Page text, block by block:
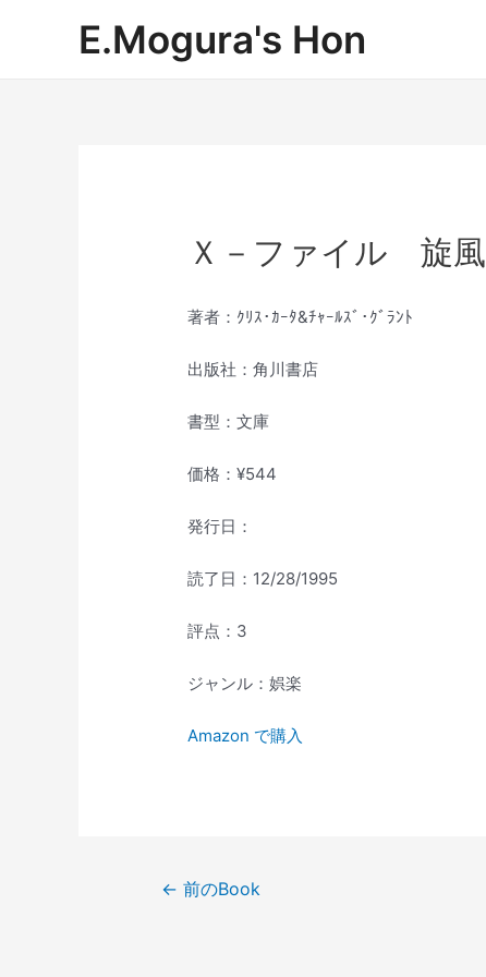
E.Mogura's Hon
Ｘ－ファイル 旋風
著者：ｸﾘｽ･ｶｰﾀ&ﾁｬｰﾙｽﾞ･ｸﾞﾗﾝﾄ
出版社：角川書店
書型：文庫
価格：¥544
発行日：
読了日：12/28/1995
評点：3
ジャンル：娯楽
Amazon で購入
← 前のBook